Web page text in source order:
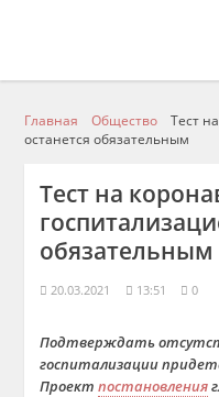
Главная Общество
Тест
останется обязательным
Тест на
обязательным
20.03.2021 13:51 0
Подтверждать
госпитализации
Проектпостановления